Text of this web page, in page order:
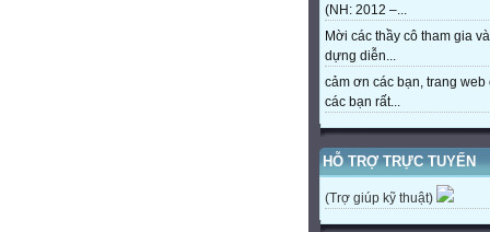
(NH: 2012 –...
Mời các thầy cô tham gia
dựng diễn...
cảm ơn các bạn, trang web
các bạn rất...
HỖ TRỢ TRỰC TUYẾN
(Trợ giúp kỹ thuật)